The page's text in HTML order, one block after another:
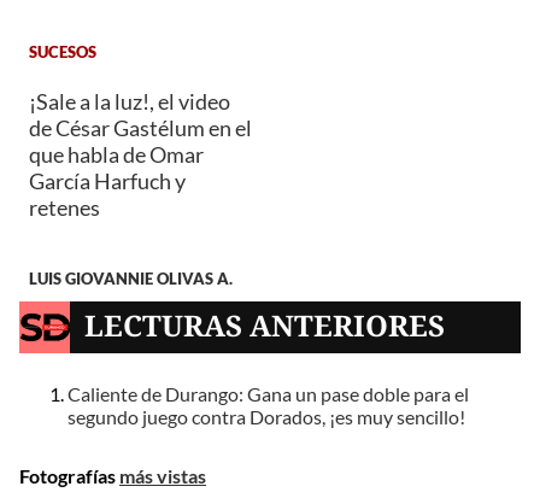
SUCESOS
¡Sale a la luz!, el video
de César Gastélum en el
que habla de Omar
García Harfuch y
retenes
LUIS GIOVANNIE OLIVAS A.
LECTURAS ANTERIORES
Caliente de Durango: Gana un pase doble para el
segundo juego contra Dorados, ¡es muy sencillo!
Fotografías más vistas